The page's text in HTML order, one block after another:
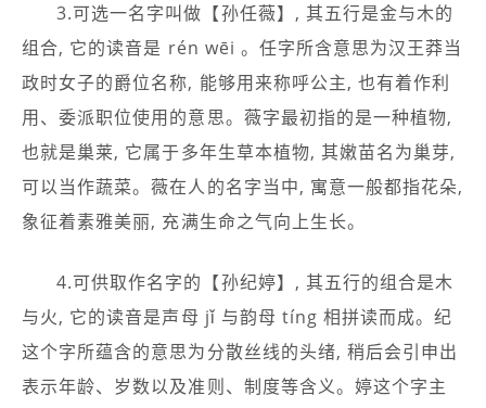
3.可选一名字叫做【孙任薇】, 其五行是金与木的
组合, 它的读音是 rén wēi 。任字所含意思为汉王莽当
政时女子的爵位名称, 能够用来称呼公主, 也有着作利
用、委派职位使用的意思。薇字最初指的是一种植物,
也就是巢莱, 它属于多年生草本植物, 其嫩苗名为巢芽,
可以当作蔬菜。薇在人的名字当中, 寓意一般都指花朵,
象征着素雅美丽, 充满生命之气向上生长。
4.可供取作名字的【孙纪婷】, 其五行的组合是木
与火, 它的读音是声母 jǐ 与韵母 tíng 相拼读而成。纪
这个字所蕴含的意思为分散丝线的头绪, 稍后会引申出
表示年龄、岁数以及准则、制度等含义。婷这个字主